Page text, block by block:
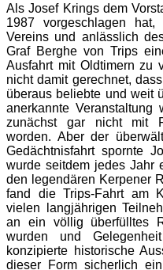
Als Josef Krings dem
1987 vorgeschlagen
Vereins und anlässlich
Graf Berghe von Trips
Ausfahrt mit Oldtimern zu
nicht damit gerechnet,
überaus beliebte und weit
anerkannte
zunächst gar nicht mit
worden. Aber der
Gedächtnisfahrt spornte
wurde seitdem jedes Jahr
den legendären Kerpener
fand die Trips-Fahrt am
vielen langjährigen
an ein völlig überfülltes
wurden und
konzipierte historische
dieser Form sicherlich